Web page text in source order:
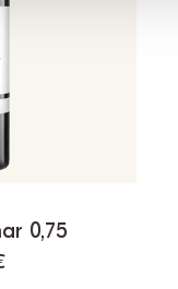
0,75